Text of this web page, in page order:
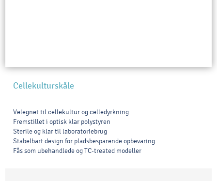
Cellekulturskåle
Velegnet til cellekultur og celledyrkning
Fremstillet i optisk klar polystyren
Sterile og klar til laboratoriebrug
Stabelbart design for pladsbesparende opbevaring
Fås som ubehandlede og TC-treated modeller